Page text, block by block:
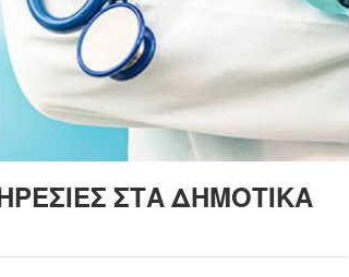
ΣΤΑ ΔΗΜΟΤΙΚΆ